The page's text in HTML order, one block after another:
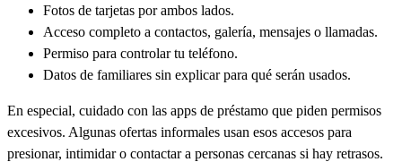
Fotos de tarjetas por ambos lados.
Acceso completo a contactos, galería, mensajes o llamadas.
Permiso para controlar tu teléfono.
Datos de familiares sin explicar para qué serán usados.
En especial, cuidado con las apps de préstamo que piden permisos
excesivos. Algunas ofertas informales usan esos accesos para
presionar, intimidar o contactar a personas cercanas si hay retrasos.